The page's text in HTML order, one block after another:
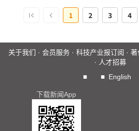
效率的辅助工具，演进贯穿研发与制造
下一阶段产业竞争的关键。...
1 2 3 4
关于我们 · 会员服务· 科技产业报订阅 · 著
· 人才招募
■
■ English
下载新闻App